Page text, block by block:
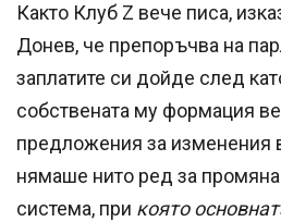
Както Клуб Z вече писа,
Донев, че препоръчва на
заплатите си дойде след
собствената му формация
предложения за изменения
нямаше нито ред за
система, при която